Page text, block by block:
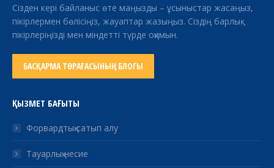
Сізден кері байланыс өте маңызды – ұсыныстар жасаңыз,
пікірлермен бөлісіңіз, жауаптар жазыңыз. Сіздің барлық
пікірлеріңізді мен міндетті түрде оқимын.
БАСҚАРМА ТӨРАҒАСЫНЫҢ БЛОГЫ
ҚЫЗМЕТ БАҒЫТЫ
Форвардтық сатып алу
Тауарлық несие